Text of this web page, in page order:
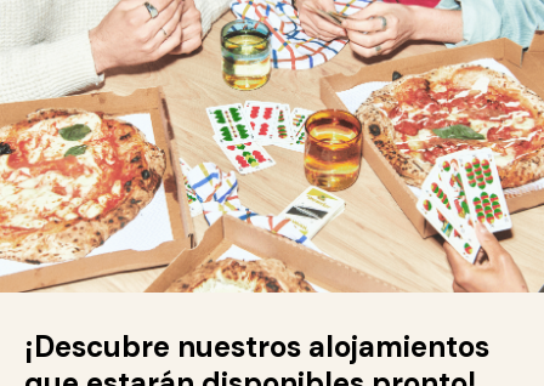
¡Descubre nuestros alojamientos